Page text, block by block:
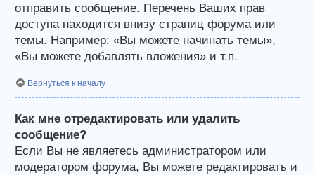
отправить сообщение. Перечень Ваших прав
доступа находится внизу страниц форума или
темы. Например: «Вы можете начинать темы»,
«Вы можете добавлять вложения» и т.п.
Вернуться к началу
Как мне отредактировать или удалить
сообщение?
Если Вы не являетесь администратором или
модератором форума, Вы можете редактировать и